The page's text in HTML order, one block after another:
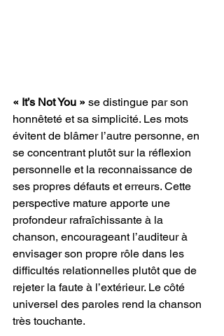
« It’s Not You » se distingue par son
honnêteté et sa simplicité. Les mots
évitent de blâmer l’autre personne, en
se concentrant plutôt sur la réflexion
personnelle et la reconnaissance de
ses propres défauts et erreurs. Cette
perspective mature apporte une
profondeur rafraîchissante à la
chanson, encourageant l’auditeur à
envisager son propre rôle dans les
difficultés relationnelles plutôt que de
rejeter la faute à l’extérieur. Le côté
universel des paroles rend la chanson
très touchante.